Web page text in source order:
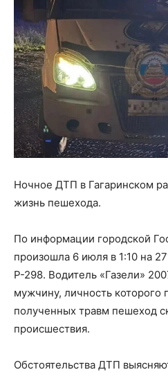
Ночное ДТП в Гагаринском
жизнь пешехода.
По информации городской
произошла 6 июля в 1:10 на
Р-298. Водитель «Газели»
мужчину, личность которого
полученных травм пешеход
происшествия.
Обстоятельства ДТП